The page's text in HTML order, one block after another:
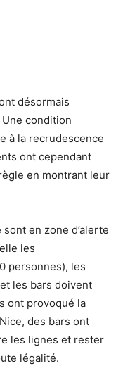
désormais
condition
à la recrudescence
ont cependant
en montrant leur
en zone d’alerte
les
personnes), les
les bars doivent
ont provoqué la
des bars ont
les lignes et rester
légalité.